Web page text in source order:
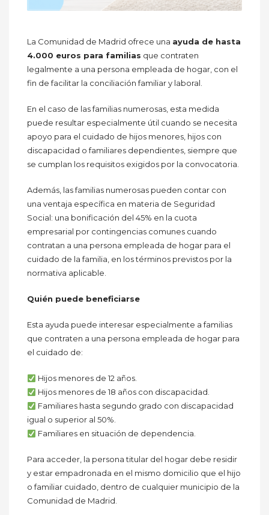
La Comunidad de Madrid ofrece una ayuda de hasta
4.000 euros para familias que contraten
legalmente a una persona empleada de hogar, con el
fin de facilitar la conciliación familiar y laboral.
En el caso de las familias numerosas, esta medida
puede resultar especialmente útil cuando se necesita
apoyo para el cuidado de hijos menores, hijos con
discapacidad o familiares dependientes, siempre que
se cumplan los requisitos exigidos por la convocatoria.
Además, las familias numerosas pueden contar con
una ventaja específica en materia de Seguridad
Social: una bonificación del 45% en la cuota
empresarial por contingencias comunes cuando
contratan a una persona empleada de hogar para el
cuidado de la familia, en los términos previstos por la
normativa aplicable.
Quién puede beneficiarse
Esta ayuda puede interesar especialmente a familias
que contraten a una persona empleada de hogar para
el cuidado de:
Hijos menores de 12 años.
Hijos menores de 18 años con discapacidad.
Familiares hasta segundo grado con discapacidad
igual o superior al 50%.
Familiares en situación de dependencia.
Para acceder, la persona titular del hogar debe residir
y estar empadronada en el mismo domicilio que el hijo
o familiar cuidado, dentro de cualquier municipio de la
Comunidad de Madrid.